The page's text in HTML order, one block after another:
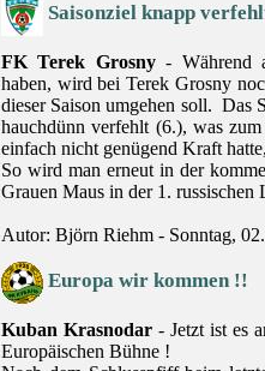
Saisonziel knapp
FK Terek Grosny - Während
haben, wird bei Terek Grosny
dieser Saison umgehen soll. Das
hauchdünn verfehlt (6.), was
einfach nicht genügend Kraft
So wird man erneut in der
Grauen Maus in der 1. russischen
Autor: Björn Riehm - Sonntag,
Europa wir kommen !!
Kuban Krasnodar- Jetzt ist es
Europäischen Bühne !